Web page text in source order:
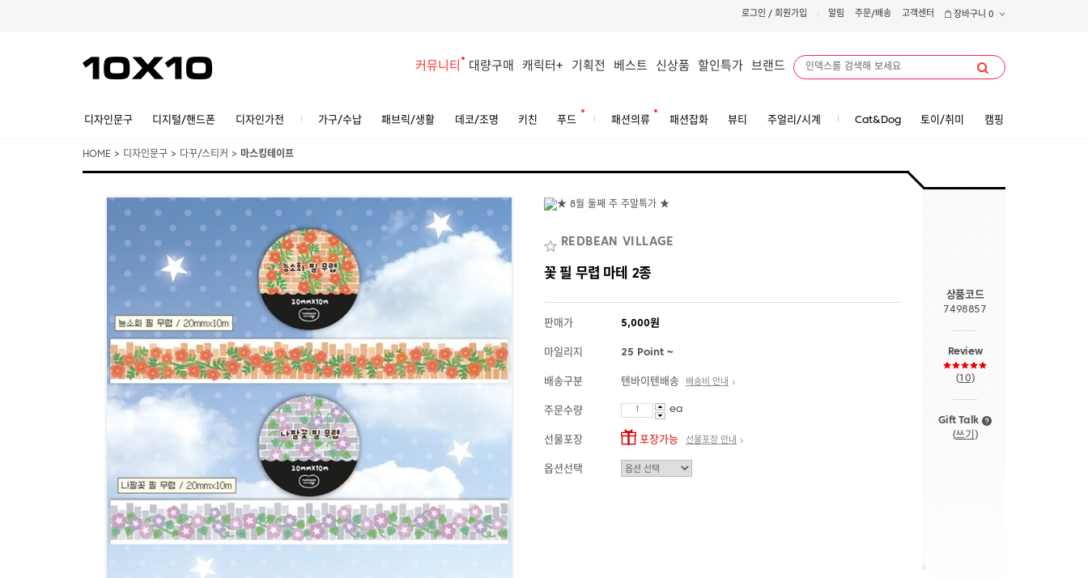
로그인 / 회원가입 알림 주문/배송 고객센터 장바구니 0
커뮤니티 대량구매 캐릭터+ 기획전 베스트 신상품 할인특가 브랜드
디자인문구 디지털/핸드폰 디자인가전 가구/수납 패브릭/생활 데코/조명 키친 푸드 패션의류 패션잡화 뷰티 주얼리/시계 Cat&Dog 토이/취미 캠핑
HOME > 디자인문구 > 다꾸/스티커 > 마스킹테이프
REDBEAN VILLAGE
꽃 필 무렵 마테 2종
판매가 5,000원
마일리지 25 Point ~
배송구분 텐바이텐배송 배송비 안내
주문수량 ea
선물포장 포장가능 선물포장 안내
옵션선택
상품코드
7498857
Review
(10)
Gift Talk
(쓰기 )